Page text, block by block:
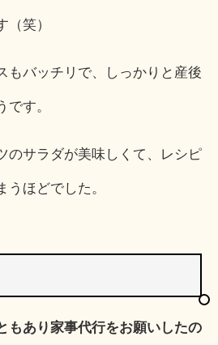
（笑）
もバッチリで、しっかりと産後
す。
のサラダが美味しくて、レシピ
うほどでした。
もあり家事代行をお願いしたの